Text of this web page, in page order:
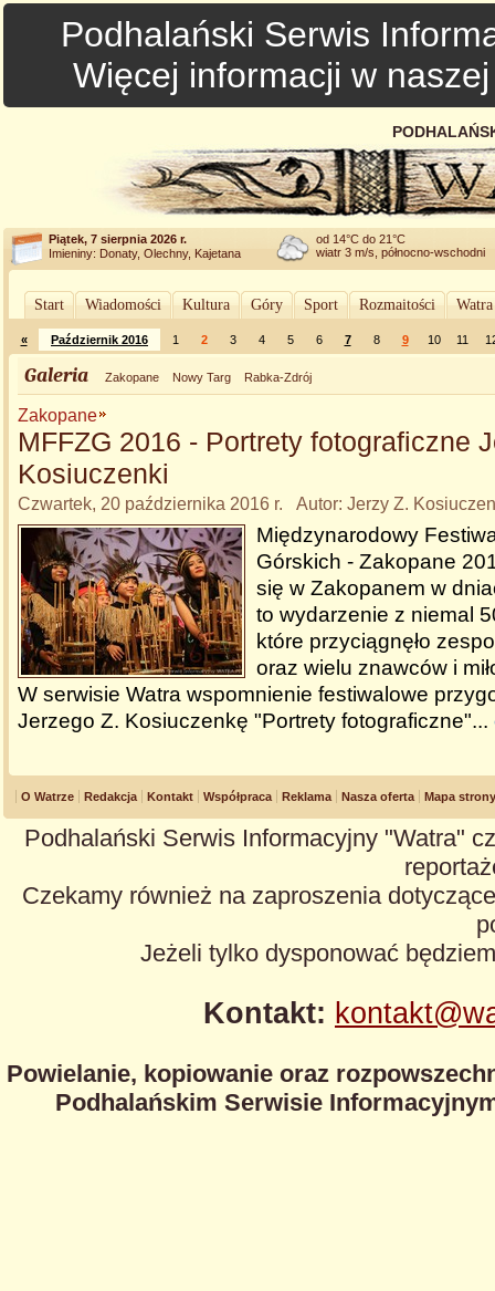
Podhalański Serwis
Więcej informacji w
Piątek, 7 sierpnia 2026 r.
Imieniny: Donaty, Olechny, Kajetana
od 14°C do 21°C
wiatr 3 m/s, północno-wschodni
Start Wiadomości Kultura Góry Sport Rozmaitości
« Październik 2016 1 2 3 4 5 6 7 8 9 10 11
Galeria Zakopane Nowy Targ Rabka-Zdrój
Zakopane
MFFZG 2016 - Portrety fotograficzne
Kosiuczenki
Czwartek, 20 października 2016 r. Autor: Jerzy Z.
Międzynarodowy
Górskich - Zakopane
się w Zakopanem w
to wydarzenie z niemal
które przyciągnęło
oraz wielu znawców i
W serwisie Watra wspomnienie festiwalowe
Jerzego Z. Kosiuczenkę "Portrety fotograficzne"...
O Watrze Redakcja Kontakt Współpraca Reklama Nasza oferta Mapa strony
Podhalański Serwis Informacyjny "Watra"
Czekamy również na zaproszenia
Jeżeli tylko dysponować
Kontakt:
Powielanie, kopiowanie oraz
Podhalańskim Serwisie